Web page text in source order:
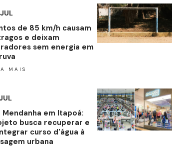
de 85 km/h causam
e deixam
sem energia em
MAIS
Mendanha em Itapoá:
busca recuperar e
curso d'água à
urbana